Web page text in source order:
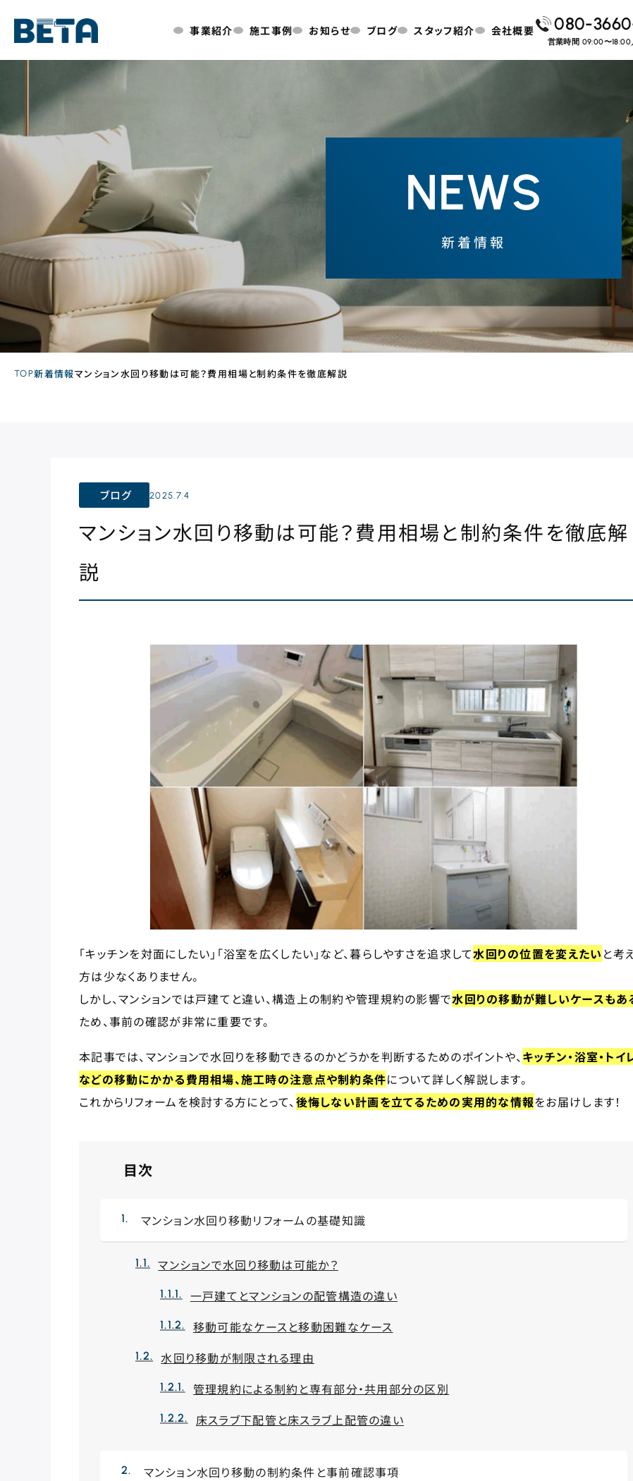
を
ッ
プ
事業紹介 施工事例 お知らせ ブログ スタッフ紹介 会社概要 080-
営業時間 09:00〜18:00
NEWS
新着情報
TOP新着情報マンション水回り移動は可能？費用相場と制約条件を徹底解説
ブログ 2025.7.4
マンション水回り移動は可能？費用相場と制約条件を徹底解
説
「キッチンを対面にしたい」「浴室を広くしたい」など、暮らしやすさを追求して水回りの位置を変えたい と考
方は少なくありません。
しかし、マンションでは戸建てと違い、構造上の制約や管理規約の影響で水回りの移動が難しいケースもあ
ため、事前の確認が非常に重要です。
本記事では、マンションで水回りを移動できるのかどうかを判断するためのポイントや、キッチン・浴室・トイ
などの移動にかかる費用相場、施工時の注意点や制約条件について詳しく解説します。
これからリフォームを検討する方にとって、後悔しない計画を立てるための実用的な情報をお届けします！
目次
マンション水回り移動リフォームの基礎知識
マンションで水回り移動は可能か？
一戸建てとマンションの配管構造の違い
移動可能なケースと移動困難なケース
水回り移動が制限される理由
管理規約による制約と専有部分・共用部分の区別
床スラブ下配管と床スラブ上配管の違い
マンション水回り移動の制約条件と事前確認事項